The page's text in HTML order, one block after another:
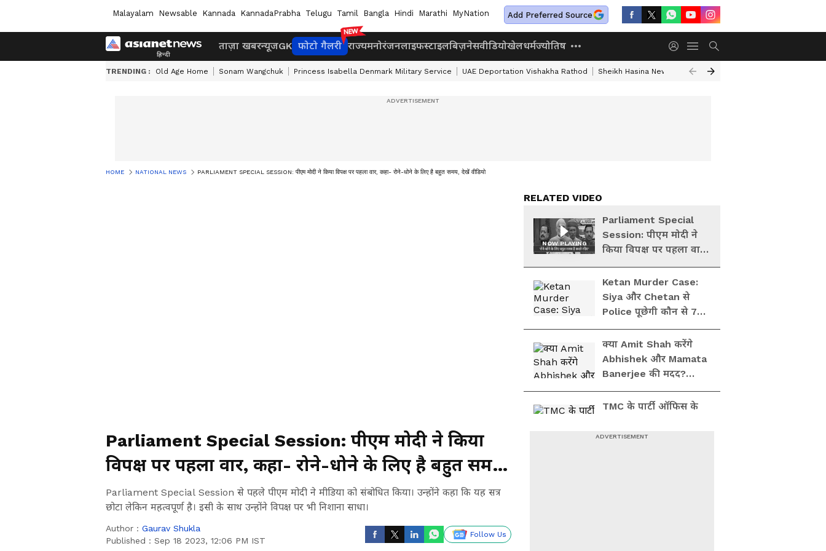
Malayalam Newsable Kannada KannadaPrabha Telugu Tamil Bangla Hindi Marathi MyNation Add Preferred Source
ताज़ा खबरन्यूजGK फोटो गैलरी राज्यमनोरंजनलाइफस्टाइलबिज़नेसवीडियोखेलधर्मज्योतिष
TRENDING : Old Age Home Sonam Wangchuk Princess Isabella Denmark Military Service UAE Deportation Vishakha Rathod Sheikh Hasina News India World News Today
HOME NATIONAL NEWS PARLIAMENT SPECIAL SESSION: पीएम मोदी ने किया विपक्ष पर पहला वार, कहा- रोने-धोने के लिए है बहुत समय, देखें वीडियो
Parliament Special Session: पीएम मोदी ने किया
विपक्ष पर पहला वार, कहा- रोने-धोने के लिए है बहुत समय,
देखें वीडियो
Parliament Special Session से पहले पीएम मोदी ने मीडिया को संबोधित किया। उन्होंने कहा कि यह सत्र
छोटा लेकिन महत्वपूर्ण है। इसी के साथ उन्होंने विपक्ष पर भी निशाना साधा।
Author : Gaurav Shukla
Published : Sep 18 2023, 12:06 PM IST
Follow Us
RELATED VIDEO
NOW PLAYING
Parliament Special
Session: पीएम मोदी ने
किया विपक्ष पर पहला वार,
कहा- रोने-धोने के लिए है
बहुत समय, देखें वीडियो
Ketan Murder Case:
Siya और Chetan से
Police पूछेगी कौन से 7
बड़े सवाल? सामने आ
जाएगा पूरा सच!
क्या Amit Shah करेंगे
Abhishek और Mamata
Banerjee की मदद?
कितना असर दिखाएगा
TMC का मेल
TMC के पार्टी ऑफिस के
कार्ड देख हक्के-बक्के रह